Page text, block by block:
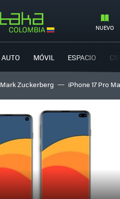
NUEVO
AUTO MÓVIL ESPACIO
Mark Zuckerberg iPhone 17 Pro